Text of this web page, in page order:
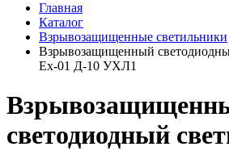
Главная
Каталог
Взрывозащищенные светильники
Взрывозащищенный
Ех-01 Д-10 УХЛ1
светодиодный